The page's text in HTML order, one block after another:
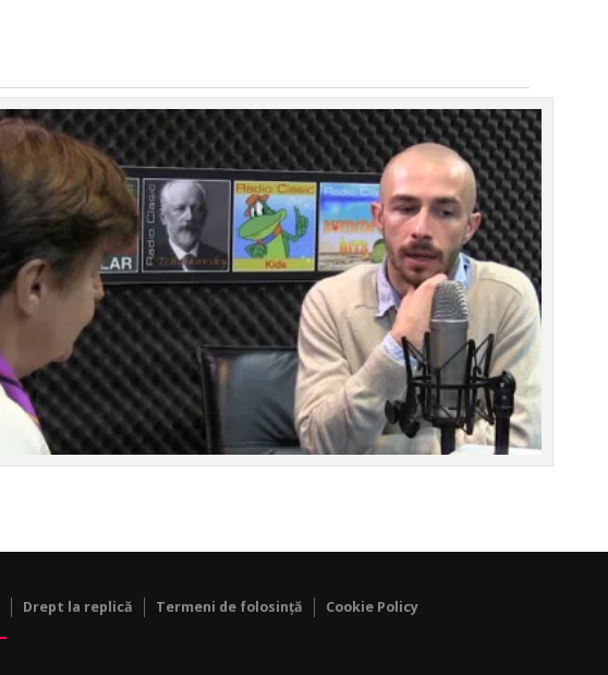
Drept la replică Termeni de folosință Cookie Policy